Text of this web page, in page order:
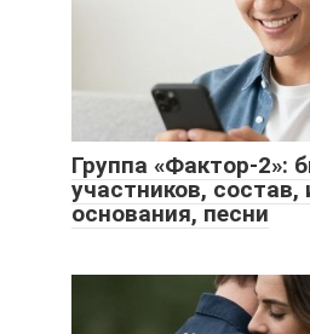
Группа «Фактор-2»:
участников, состав,
основания, песни